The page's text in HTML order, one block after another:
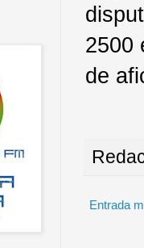
2500
de
Entrada